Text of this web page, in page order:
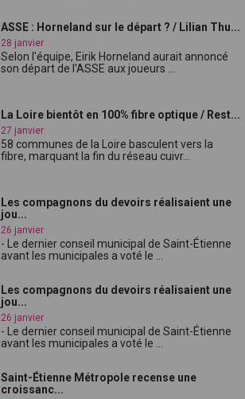
ASSE : Horneland sur le départ ? / Lilian Thu...
28 janvier
Selon l'équipe, Eirik Horneland aurait annoncé
son départ de l'ASSE aux joueurs ...
La Loire bientôt en 100% fibre optique / Rest...
27 janvier
58 communes de la Loire basculent vers la
fibre, marquant la fin du réseau cuivr...
Les compagnons du devoirs réalisaient une
jou...
26 janvier
- Le dernier conseil municipal de Saint-Étienne
avant les municipales a voté le ...
Les compagnons du devoirs réalisaient une
jou...
26 janvier
- Le dernier conseil municipal de Saint-Étienne
avant les municipales a voté le ...
Saint-Étienne Métropole recense une
croissanc...